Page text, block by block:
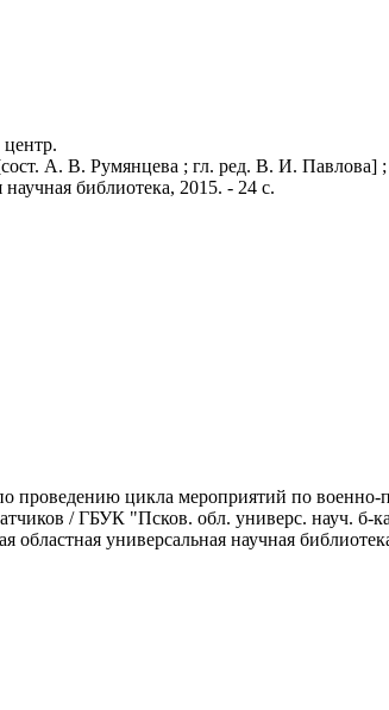
А. В. Румянцева ; гл. ред. В. И. Павлова]
библиотека, 2015. - 24 с.
проведению цикла мероприятий по
/ ГБУК "Псков. обл. универс. науч. б-
универсальная научная